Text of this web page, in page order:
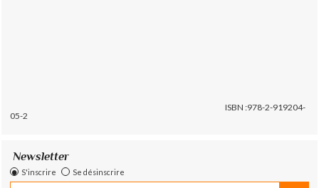
ISBN :978-2-919204-
05-2
Newsletter
S'inscrire Se désinscrire